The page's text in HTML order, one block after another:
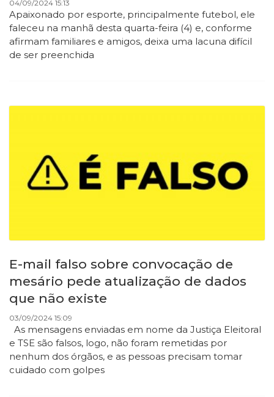
04/09/2024 15:13
Apaixonado por esporte, principalmente futebol, ele
faleceu na manhã desta quarta-feira (4) e, conforme
afirmam familiares e amigos, deixa uma lacuna difícil
de ser preenchida
E-mail falso sobre convocação de
mesário pede atualização de dados
que não existe
03/09/2024 15:09
As mensagens enviadas em nome da Justiça Eleitoral
e TSE são falsos, logo, não foram remetidas por
nenhum dos órgãos, e as pessoas precisam tomar
cuidado com golpes